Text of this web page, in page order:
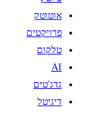
אוטוטק
פרויקטים
טלקום
AI
גדג'טים
דיגיטל